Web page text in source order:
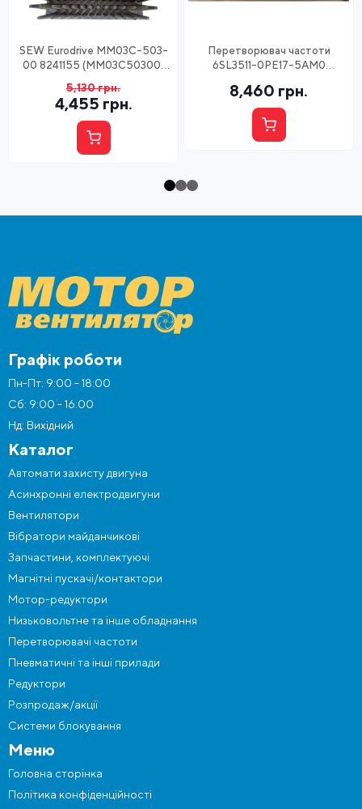
SEW Eurodrive MM03C-503-
00 8241155 (MM03C50300)
0,37 kW
5,130грн.
4,455 грн.
Перетворювач частоти
6SL3511-0PE17-5AM0
0,75 кВт
8,460 грн.
Графік роботи
Пн-Пт: 9:00 - 18:00
Сб: 9:00 - 16:00
Нд: Вихідний
Каталог
Автомати захисту двигуна
Асинхронні електродвигуни
Вентилятори
Вібратори майданчикові
Запчастини, комплектуючі
Магнітні пускачі/контактори
Мотор-редуктори
Низьковольтне та інше обладнання
Перетворювачі частоти
Пневматичні та інші прилади
Редуктори
Розпродаж/акції
Системи блокування
Меню
Головна сторінка
Політика конфіденційності